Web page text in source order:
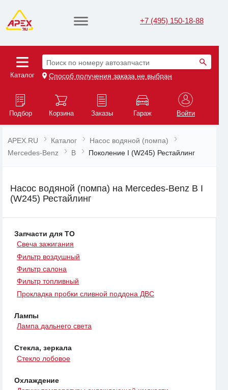
+7 (495) 150-18-88
Каталог
Поиск по номеру автозапчасти
Способ получения заказа не выбран
Подбор Корзина Заказы Гараж Войти
APEX.RU Каталог
Насос водяной (помпа)
Mercedes-Benz
B Поколение I (W245) Рестайлинг
Насос водяной (помпа) на Mercedes-Benz B I
(W245) Рестайлинг
Запчасти для ТО
Свеча зажигания
Фильтр воздушный
Фильтр салона
Фильтр топливный
Прокладка пробки сливной поддона ДВС
Лампы
Лампа дальнего света
Стекла, зеркала
Стекло лобовое
Охлаждение